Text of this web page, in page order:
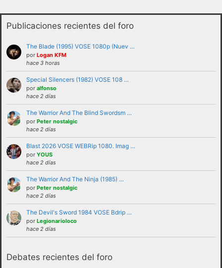
No se debe insultar a ningún usuario bajo
ninguna circunstancia. Se puede criticar,
discutir e intercambiar opiniones sin
necesidad de recurrir al insulto.
No se debe hacer apología de la violencia, ni
de forma verbal ni mostrando insignias,
banderas o similares que puedan
No trasladar a los foros discusiones a nivel
Publicaciones recientes del foro
The Blade (1995) VOSE 1080p (Nuev …
por Logan KFM
hace 3 horas
Special Silencers (1982) VOSE 108 …
por alfonso
hace 2 días
The Warrior And The Blind Swordsm …
por Peter nostalgic
hace 2 días
Blast 2026 VOSE WEBRip 1080. Imag …
por YOUS
hace 2 días
The Warrior And The Ninja (1985) …
por Peter nostalgic
hace 2 días
The Devil's Sword 1984 VOSE Bdrip …
por Legionarioloco
hace 2 días
Debates recientes del foro